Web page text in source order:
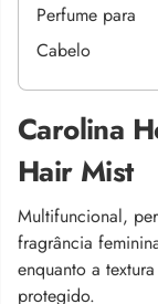
Carolina
Hair Mist
Multifuncional,
fragrância
enquanto a
protegido.